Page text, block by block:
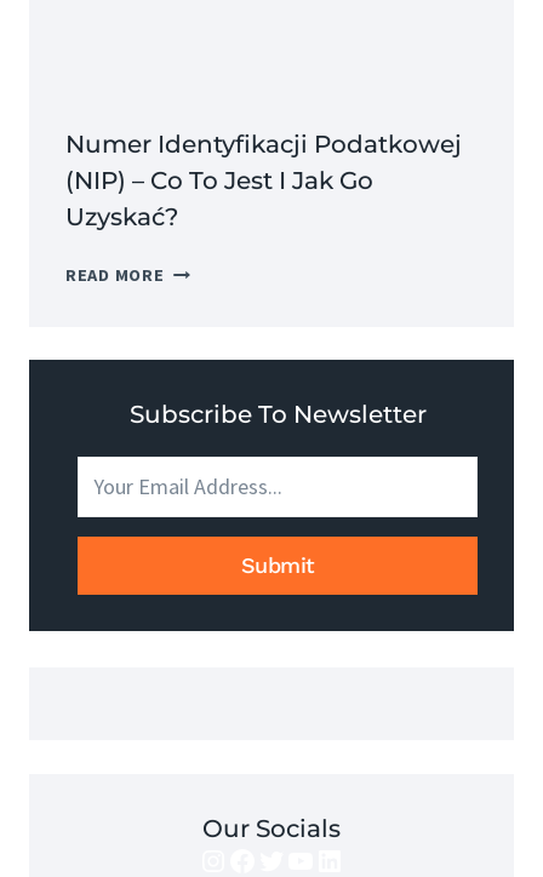
Numer Identyfikacji Podatkowej
(NIP) – Co To Jest I Jak Go
Uzyskać?
READ MORE NUMER
CO
JEST
I
JAK
UZYSKAĆ?
Subscribe To Newsletter
Submit
Our Socials